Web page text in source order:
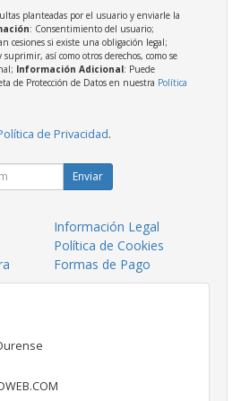
planteadas por el usuario y enviarle la
: Consentimiento del usuario;
cesiones si existe una obligación legal;
suprimir, así como otros derechos, como se
Información Adicional: Puede
de Protección de Datos en nuestra Política
de Privacidad.
Enviar
Información Legal
Política de Cookies
Formas de Pago